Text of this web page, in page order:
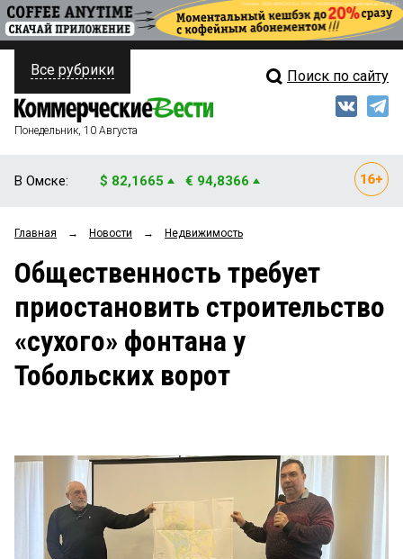
ПОЛИТИКА
ФИНАНСЫ
ОБЩЕСТВО
ЗАКОН
НОВОСТИ КОМПАНИЙ
ПРОИСШЕСТВИЯ
Свежий выпуск
Мнения
Рейтинги
Блоги
Архив
Все рубрики Поиск по сайту
Понедельник, 10 Августа
В Омске: $ 82,1665 € 94,8366
Главная → Новости → Недвижимость
Общественность требует
приостановить строительство
«сухого» фонтана у
Тобольских ворот